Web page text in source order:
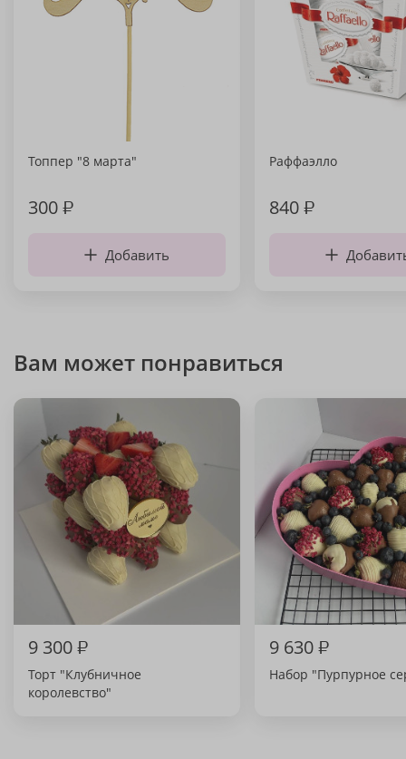
Топпер "8 марта"
300₽
Добавить
Раффаэлло
840₽
Вам может понравиться
9 300₽
Торт "Клубничное
королевство"
9 630₽
Набор "Пурпурное